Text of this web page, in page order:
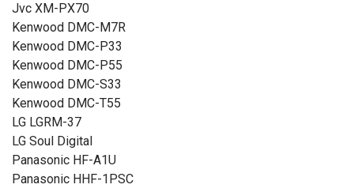
Jvc XM-PX70
Kenwood DMC-M7R
Kenwood DMC-P33
Kenwood DMC-P55
Kenwood DMC-S33
Kenwood DMC-T55
LG LGRM-37
LG Soul Digital
Panasonic HF-A1U
Panasonic HHF-1PSC